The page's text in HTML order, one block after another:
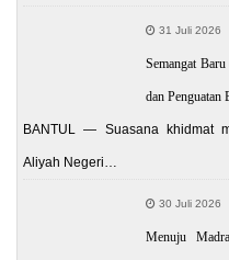
31 Juli 2026
Semangat
dan Penguatan
BANTUL — Suasana khidmat
Aliyah Negeri…
30 Juli 2026
Menuju